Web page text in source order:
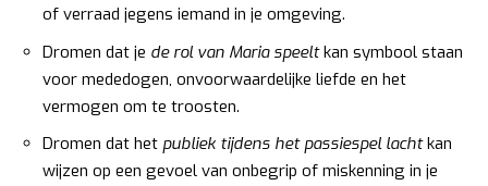
of verraad jegens iemand in je omgeving.
Dromen dat je de rol van Maria speeltkan symbool staan
voor mededogen, onvoorwaardelijke liefde en het
vermogen om te troosten.
Dromen dat het publiek tijdens het passiespel lachtkan
wijzen op een gevoel van onbegrip of miskenning in je